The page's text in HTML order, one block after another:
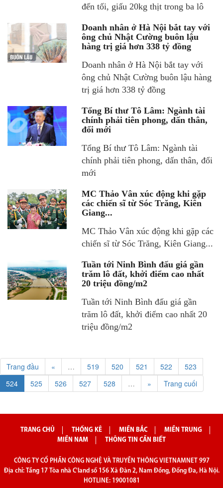
đến tối, giấu 20kg thịt trong ba lô
Doanh nhân ở Hà Nội bắt tay với
ông chủ Nhật Cường buôn lậu
hàng trị giá hơn 338 tỷ đồng
Doanh nhân ở Hà Nội bắt tay với
ông chủ Nhật Cường buôn lậu hàng
trị giá hơn 338 tỷ đồng
Tổng Bí thư Tô Lâm: Ngành tài
chính phải tiên phong, dấn thân,
đổi mới
Tổng Bí thư Tô Lâm: Ngành tài
chính phải tiên phong, dấn thân, đổi
mới
MC Thảo Vân xúc động khi gặp
các chiến sĩ từ Sóc Trăng, Kiên
Giang...
MC Thảo Vân xúc động khi gặp các
chiến sĩ từ Sóc Trăng, Kiên Giang...
Tuần tới Ninh Bình đấu giá gần
trăm lô đất, khởi điểm cao nhất
20 triệu đồng/m2
Tuần tới Ninh Bình đấu giá gần
trăm lô đất, khởi điểm cao nhất 20
triệu đồng/m2
Trang đầu « … 519 520 521 522
523
524
525 526 527 528 … » Trang cuối
TRANG CHỦ THỐNG KÊ MIỀN BẮC
MIỀN TRUNG
MIỀN NAM
THÔNG TIN CẦN BIẾT
CÔNG TY CỔ PHẦN CÔNG NGHỆ VÀ TRUYỀN THÔNG VIETNAMNET 997
Địa chỉ: Tầng 17 Tòa nhà C'land số 156 Xã Đàn 2, Nam Đồng, Đống Đa, Hà Nội.
HOTLINE: 19001081